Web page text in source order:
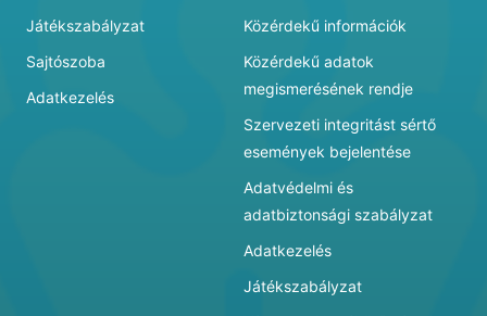
Játékszabályzat
Sajtószoba
Adatkezelés
Közérdekű információk
Közérdekű adatok
megismerésének rendje
Szervezeti integritást sértő
események bejelentése
Adatvédelmi és
adatbiztonsági szabályzat
Adatkezelés
Játékszabályzat